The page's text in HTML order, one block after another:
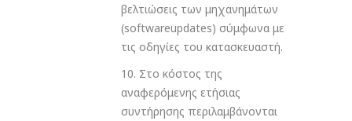
βελτιώσεις των μηχανημάτων
(softwareupdates) σύμφωνα με
τις οδηγίες του κατασκευαστή.
10. Στο κόστος της
αναφερόμενης ετήσιας
συντήρησης περιλαμβάνονται